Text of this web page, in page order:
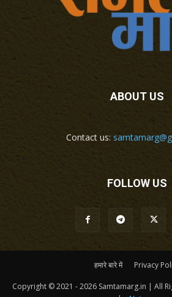
ABOUT US
Contact us:
FOLLOW US
हमारे बारे में Privacy
Copyright © 2021 - 2026 Samtamarg.in | All